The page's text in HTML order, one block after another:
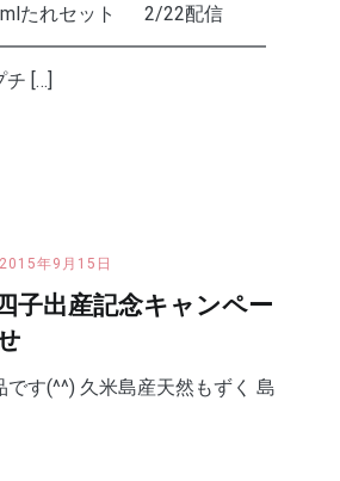
たれセット 2/22配信
チ […]
2015年9月15日
子出産記念キャンペー
す(^^) 久米島産天然もずく 島